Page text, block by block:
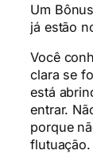
Um
já estão
Você
clara se
está
entrar.
porque
flutuação.